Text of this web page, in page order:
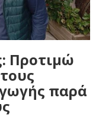
Προτιμώ
παρά